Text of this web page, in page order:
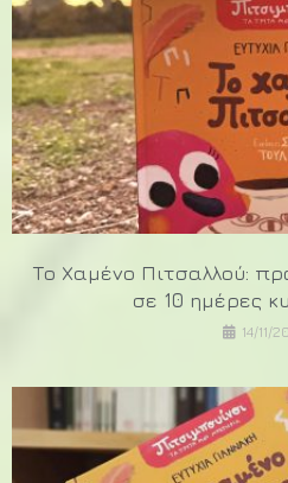
Το Χαμένο Πιτσαλλού:
σε 10 ημέρες
14/11/